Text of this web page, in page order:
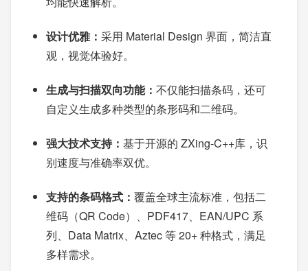
设计优雅： 采用 Material Design 界面，简洁直
观，视觉体验好。
生成与扫描双向功能： 不仅能扫描条码，还可
自定义生成多种类型的条形码和二维码。
强大技术支持： 基于开源的 ZXing-C++库，识
别速度与准确率双优。
支持的条码格式： 覆盖全球主流标准，包括二
维码（QR Code）、PDF417、EAN/UPC 系
列、Data Matrix、Aztec 等 20+ 种格式，满足
多样需求。